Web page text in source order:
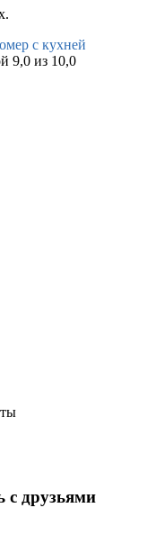
с кухней
9,0 из 10,0
с друзьями